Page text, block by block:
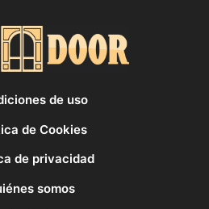
de uso
de Cookies
de privacidad
somos